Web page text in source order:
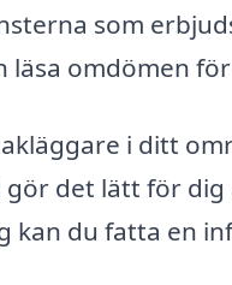
som
omdömen
i ditt
det lätt för
kan du fatta en